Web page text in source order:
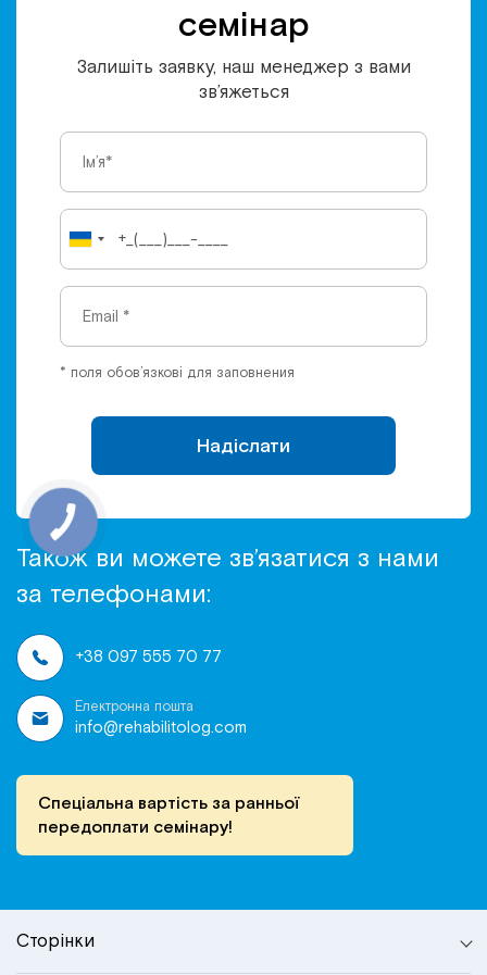
семінар
Залишіть заявку, наш менеджер з вами
зв’яжеться
* поля обов’язкові для заповнения
Надіслати
Також ви можете зв’язатися з нами
за телефонами:
+38 097 555 70 77
Електронна пошта
info@rehabilitolog.com
Спеціальна вартість за ранньої
передоплати семінару!
Сторінки